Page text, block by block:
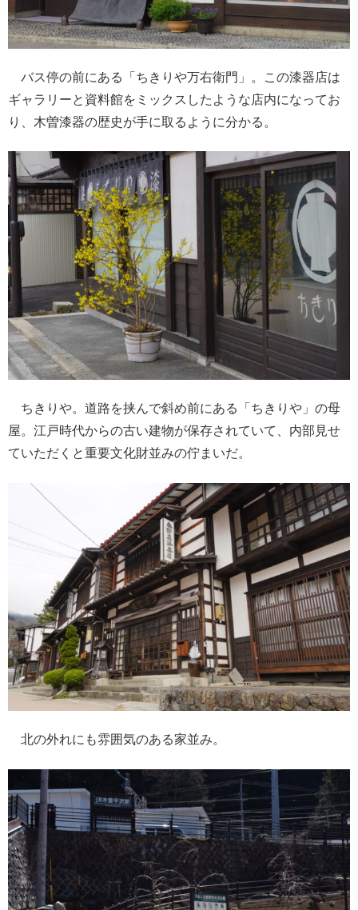
バス停の前にある「ちきりや万右衛門」。この漆器店は
ギャラリーと資料館をミックスしたような店内になってお
り、木曽漆器の歴史が手に取るように分かる。
ちきりや。道路を挟んで斜め前にある「ちきりや」の母
屋。江戸時代からの古い建物が保存されていて、内部見せ
ていただくと重要文化財並みの佇まいだ。
北の外れにも雰囲気のある家並み。